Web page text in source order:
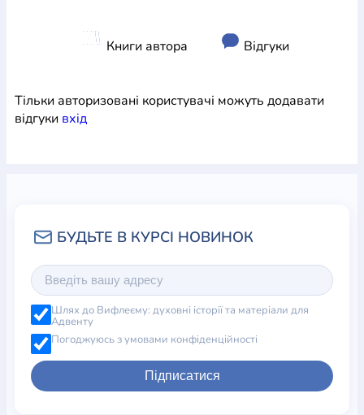
Книги автора Відгуки
Тільки авторизовані користувачі можуть додавати
відгуки вхiд
Шлях до Вифлеєму: духовні історії та матеріали для
Адвенту
Погоджуюсь з умовами конфіденційності
Підписатися